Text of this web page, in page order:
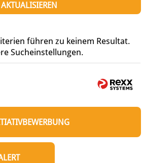
AKTUALISIEREN
führen zu keinem Resultat.
Sucheinstellungen.